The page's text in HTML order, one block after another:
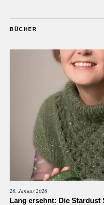
BÜCHER
26. Januar 2026
Lang ersehnt: Die